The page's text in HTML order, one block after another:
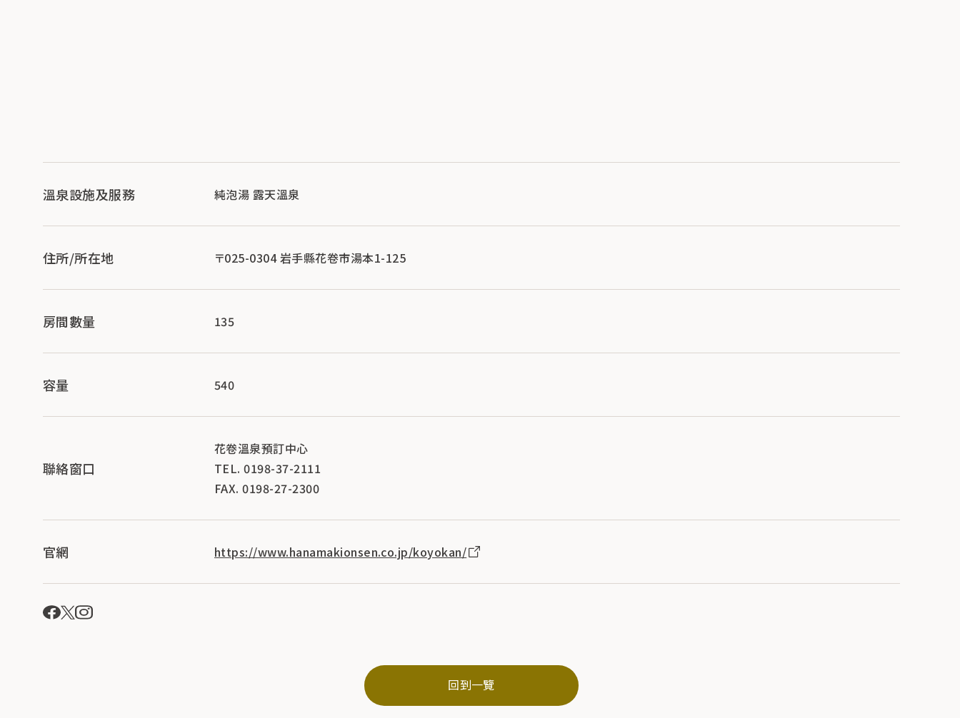
溫泉設施及服務 純泡湯 露天溫泉
住所/所在地 〒025-0304 岩手縣花卷市湯本1-125
房間數量 135
容量 540
聯絡窗口
花卷溫泉預訂中心
TEL. 0198-37-2111
FAX. 0198-27-2300
官網 https://www.hanamakionsen.co.jp/koyokan/
回到一覽